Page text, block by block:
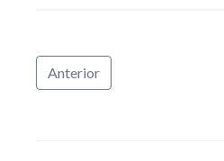
Anterior